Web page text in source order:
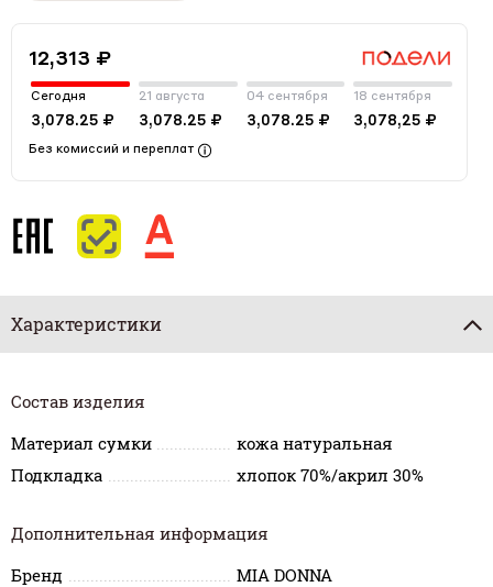
12,313 ₽
Сегодня
3,078.25 ₽
21 августа
3,078.25 ₽
04 сентября
3,078.25 ₽
18 сентября
3,078,25 ₽
Без комиссий и переплат
Характеристики
Состав изделия
Материал сумки
кожа натуральная
Подкладка
хлопок 70%/акрил 30%
Дополнительная информация
Бренд
MIA DONNA